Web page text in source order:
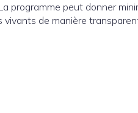
programme peut donner
de manière